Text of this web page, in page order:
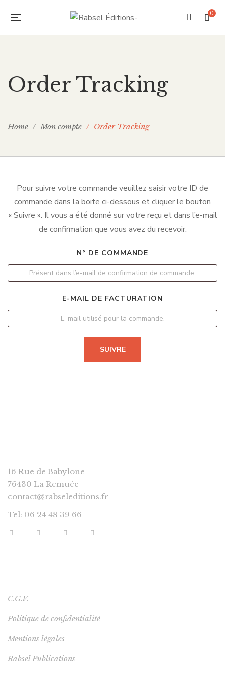
0
Order Tracking
Home Mon compte Order Tracking
Pour suivre votre commande veuillez saisir votre ID de
commande dans la boite ci-dessous et cliquer le bouton
« Suivre ». Il vous a été donné sur votre reçu et dans l’e-mail
de confirmation que vous avez du recevoir.
N° DE COMMANDE
E-MAIL DE FACTURATION
SUIVRE
16 Rue de Babylone
76430 La Remuée
contact@rabseleditions.fr
Tel: 06 24 48 39 66
C.G.V.
Politique de confidentialité
Mentions légales
Rabsel Publications